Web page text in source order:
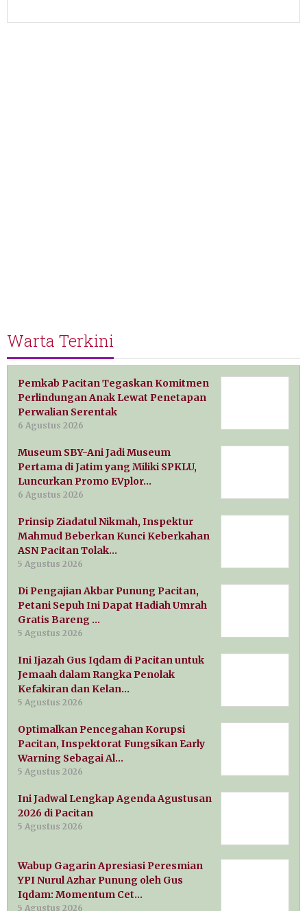
Warta Terkini
Pemkab Pacitan Tegaskan Komitmen
Perlindungan Anak Lewat Penetapan
Perwalian Serentak
6 Agustus 2026
Museum SBY-Ani Jadi Museum
Pertama di Jatim yang Miliki SPKLU,
Luncurkan Promo EVplor…
6 Agustus 2026
Prinsip Ziadatul Nikmah, Inspektur
Mahmud Beberkan Kunci Keberkahan
ASN Pacitan Tolak…
5 Agustus 2026
Di Pengajian Akbar Punung Pacitan,
Petani Sepuh Ini Dapat Hadiah Umrah
Gratis Bareng …
5 Agustus 2026
Ini Ijazah Gus Iqdam di Pacitan untuk
Jemaah dalam Rangka Penolak
Kefakiran dan Kelan…
5 Agustus 2026
Optimalkan Pencegahan Korupsi
Pacitan, Inspektorat Fungsikan Early
Warning Sebagai Al…
5 Agustus 2026
Ini Jadwal Lengkap Agenda Agustusan
2026 di Pacitan
5 Agustus 2026
Wabup Gagarin Apresiasi Peresmian
YPI Nurul Azhar Punung oleh Gus
Iqdam: Momentum Cet…
5 Agustus 2026